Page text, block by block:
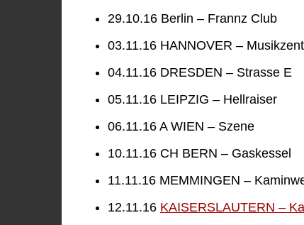
29.10.16 Berlin – Frannz Club
03.11.16 HANNOVER –
04.11.16 DRESDEN – Strasse E
05.11.16 LEIPZIG – Hellraiser
06.11.16 A WIEN – Szene
10.11.16 CH BERN – Gaskessel
11.11.16 MEMMINGEN –
12.11.16 KAISERSLAUTERN –